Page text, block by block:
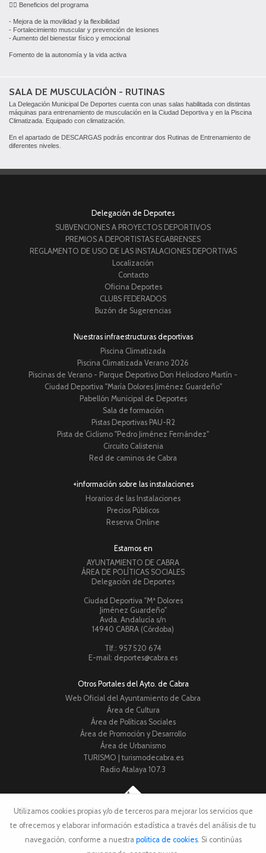
🏃‍♂️ Beneficios del programa
- Mejora de la movilidad y la flexibilidad
- Fortalecimiento muscular y prevención de lesiones
- Aumento del bienestar físico y emocional
Fomento de la autonomía y la vida activa
SALA DE MUSCULACIÓN - RUTINAS
La Delegación Municipal De Deportes cuenta con unas salas habilitada con distintas
máquinas para entrenamiento de musculación en la Ciudad Deportiva y en la Piscina
Climatizada. Equipado con climatización.
En el apartado de DESCARGAS podrás encontrar dos Rutinas de Entrenamiento de
diferentes niveles.
Delegación de Deportes
SUBVENCIONES A PROYECTOS DEPORTIVOS
PREMIOS A DEPORTISTAS EGABRENSES
REGLAMENTO DE USO DE LAS INSTALACIONES DEPORTIVAS
Localización
Contacto
Oficina Deportes
CLUBS FEDERADOS
Buzón de Sugerencias
Nuestras infraestructuras deportivas
Piscina Climatizada
Piscina Climatizada Verano 2026
Piscinas de Verano - Parque Deportivo Don Heliodoro Martín -
Ciudad Deportiva "María Dolores Jiménez Guardeño"
Pabellón Municipal de Deportes
Sala de formación
Pistas Deportivas PAU-R2
Pista de Ciclismo "Pedro Jiménez Fernández"
Circuito Calistenia
Red de caminos de Cabra
+información sobre las instalaciones
Horarios de las Instalaciones
Precios Públicos
Reserva Online
Estamos en
AYUNTAMIENTO DE CABRA
ÁREA DE POLÍTICAS SOCIALES
Delegación de Deportes
Ciudad Deportiva "Mª Dolores
Jiménez Guardeño"
Avda. Andalucía s/n
14940 CABRA (Córdoba)
Tlf.: 957 520 674
E-mail: deportes@cabra.es
Otros Portales del Ayto. de Cabra
Web Oficial del Ayuntamiento de Cabra
Área de Cultura
Área de Políticas Sociales
Área de Promoción y Desarrollo
Área de Urbanismo
TURISMO | turismodecabra.es
Radio Atalaya 107.3
© 2024
Ilmo. Ayto. de Cabra
Aviso Legal
Privacidad • Política de Cookies
Utilizamos cookies propias y/o de terceros para mejorar los servicios que
te ofrecemos y elaborar información estadística a través del análisis de tu
navegación, conforme a nuestra politica de cookies. Si continúas